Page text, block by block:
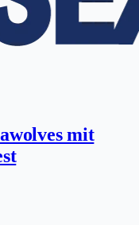
mit